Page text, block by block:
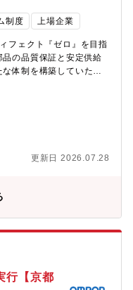
制度 上場企業
フェクト『ゼロ』を目指
の品質保証と安定供給
体制を構築していただ
全体の品質管理へと活
の技術系プロフェッシ
です。■仕事の進め方
、部品の品質確認・評
、安定した部品供給と
、製品の信頼性と顧客
やりがい 部品受入の品
なポジションです。自
の信頼につながること
社内他部署との連携を
力を磨けるのも魅力で
場に反映され、成果が
感を得られます。ものづ
更新日 2026.07.28
行【京都